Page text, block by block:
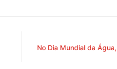
No Dia Mundial da